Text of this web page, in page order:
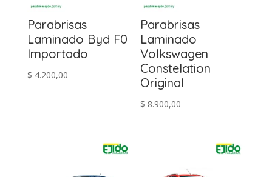
Parabrisas
Laminado Byd F0
Importado
$ 4.200,00
Parabrisas
Laminado
Volkswagen
Constelation
Original
$ 8.900,00